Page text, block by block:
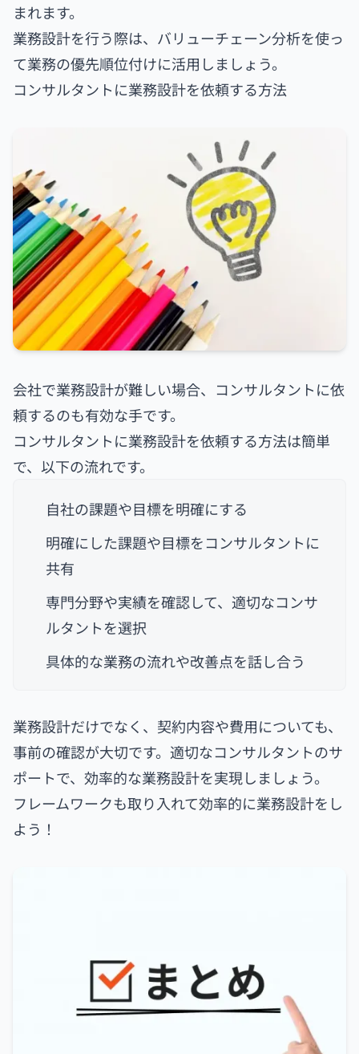
まれます。
業務設計を行う際は、バリューチェーン分析を使っ
て業務の優先順位付けに活用しましょう。
コンサルタントに業務設計を依頼する方法
会社で業務設計が難しい場合、コンサルタントに依
頼するのも有効な手です。
コンサルタントに業務設計を依頼する方法は簡単
で、以下の流れです。
自社の課題や目標を明確にする
明確にした課題や目標をコンサルタントに
共有
専門分野や実績を確認して、適切なコンサ
ルタントを選択
具体的な業務の流れや改善点を話し合う
業務設計だけでなく、契約内容や費用についても、
事前の確認が大切です。適切なコンサルタントのサ
ポートで、効率的な業務設計を実現しましょう。
フレームワークも取り入れて効率的に業務設計をし
よう！